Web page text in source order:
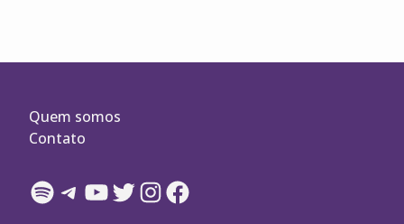
Quem somos
Contato
Spotify
Telegram
YouTube
Twitter
Instagram
Facebook